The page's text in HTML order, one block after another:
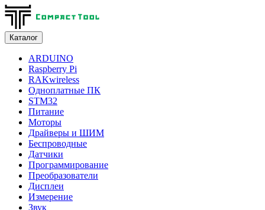
Каталог
ARDUINO
Raspberry Pi
RAKwireless
Одноплатные ПК
STM32
Питание
Моторы
Драйверы и ШИМ
Беспроводные
Датчики
Программирование
Преобразователи
Дисплеи
Измерение
Звук